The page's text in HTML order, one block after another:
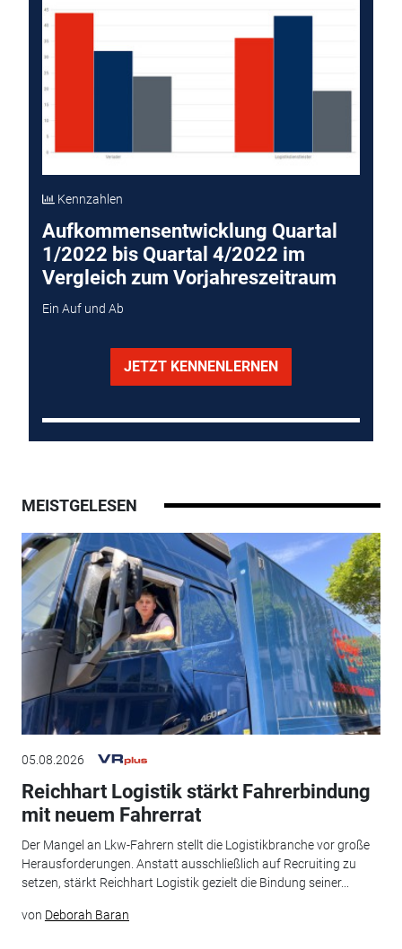
Kennzahlen
Aufkommensentwicklung Quartal
1/2022 bis Quartal 4/2022 im
Vergleich zum Vorjahreszeitraum
Ein Auf und Ab
JETZT KENNENLERNEN
MEISTGELESEN
05.08.2026
Reichhart Logistik stärkt Fahrerbindung
mit neuem Fahrerrat
Der Mangel an Lkw-Fahrern stellt die Logistikbranche vor große
Herausforderungen. Anstatt ausschließlich auf Recruiting zu
setzen, stärkt Reichhart Logistik gezielt die Bindung seiner...
von Deborah Baran